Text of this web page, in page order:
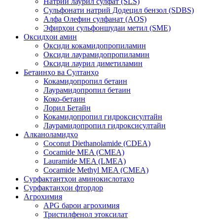
Сульфонати натрий Додецил бензол (SDBS)
Алфа Олефин сулфанат (AOS)
Эфирҳои сульфоншудаи метил (SME)
Оксидҳои амин
Оксиди кокамидопропиламин
Оксиди лаурамидопропиламин
Оксиди лаурил диметиламин
Бетаинҳо ва Султанҳо
Кокамидопропил бетаин
Лаурамидопропил бетаин
Коко-бетаин
Лорил Бетайн
Кокамидопропил гидроксисултайн
Лаурамидопропил гидроксисултайн
Алканоламидҳо
Coconut Diethanolamide (CDEA)
Cocamide MEA (CMEA)
Lauramide MEA (LMEA)
Cocamide Methyl MEA (CMEA)
Сурфактантҳои аминокислотаҳо
Сурфактанҳои фтордор
Агрохимия
APG барои агрохимия
Тристилфенол этоксилат